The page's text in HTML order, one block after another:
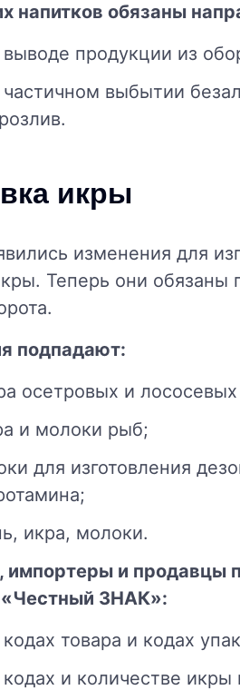
напитков обязаны
продукции из
выбытии
икры
изменения для
Теперь они обязаны
подпадают:
осетровых и
и молоки рыб;
для изготовления
икра, молоки.
импортеры и продавцы
«Честный ЗНАК»:
товара и кодах
и количестве